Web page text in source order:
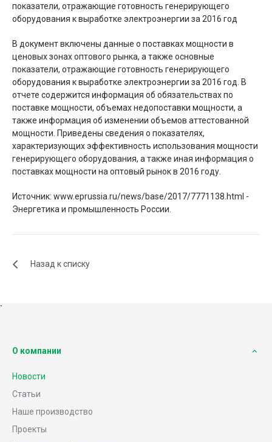
показатели, отражающие готовность генерирующего
оборудования к выработке электроэнергии за 2016 год
В документ включены данные о поставках мощности в
ценовых зонах оптового рынка, а также основные
показатели, отражающие готовность генерирующего
оборудования к выработке электроэнергии за 2016 год. В
отчете содержится информация об обязательствах по
поставке мощности, объемах недопоставки мощности, а
также информация об изменении объемов аттестованной
мощности. Приведены сведения о показателях,
характеризующих эффективность использования мощности
генерирующего оборудования, а также иная информация о
поставках мощности на оптовый рынок в 2016 году.
Источник: www.eprussia.ru/news/base/2017/7771138.html -
Энергетика и промышленность России.
Назад к списку
`
О компании
Новости
Статьи
Наше производство
Проекты